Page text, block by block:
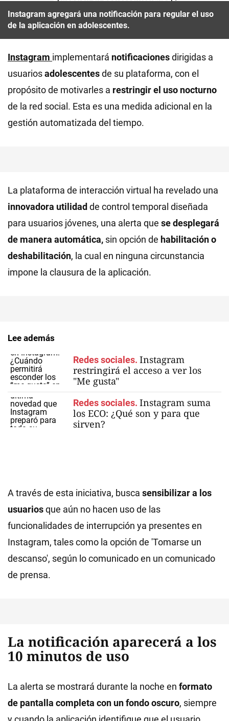
Instagram agregará una notificación para regular el uso
de la aplicación en adolescentes.
Instagram implementará notificacionesdirigidas a
usuariosadolescentesde su plataforma, con el
propósito de motivarles a restringir el uso nocturno
de la red social. Esta es una medida adicional en la
gestión automatizada del tiempo.
La plataforma de interacción virtual ha revelado una
innovadora utilidad de control temporal diseñada
para usuarios jóvenes, una alerta que se desplegará
de manera automática, sin opción de habilitación o
deshabilitación, la cual en ninguna circunstancia
impone la clausura de la aplicación.
Lee además
Redes sociales. Instagram
restringirá el acceso a ver los
"Me gusta"
Redes sociales. Instagram suma
los ECO: ¿Qué son y para que
sirven?
A través de esta iniciativa, busca sensibilizar a los
usuariosque aún no hacen uso de las
funcionalidades de interrupción ya presentes en
Instagram, tales como la opción de 'Tomarse un
descanso', según lo comunicado en un comunicado
de prensa.
La notificación aparecerá a los
10 minutos de uso
La alerta se mostrará durante la noche en formato
de pantalla completa con un fondo oscuro, siempre